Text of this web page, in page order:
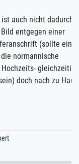
eine
zu Hause